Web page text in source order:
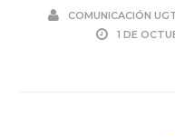
COMUNICACIÓN
1 DE